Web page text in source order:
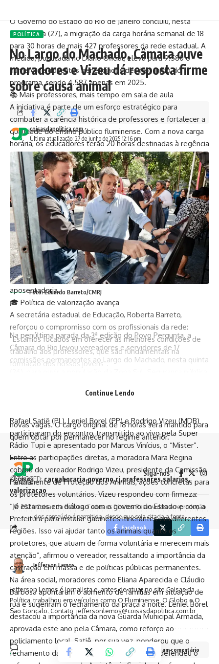
O Governo do Estado do Rio de Janeiro concluiu, nesta
sexta-feira (27), a migração da carga horária semanal de 18
para 30 horas de mais 427 professores da rede estadual. A
medida, publicada no Diário Oficial, eleva para 9.580 o
número de docentes beneficiados desde o início do
programa, sendo 4.587 apenas em 2025.
📚 Mais professores, mais tempo em sala de aula
A iniciativa é parte de um esforço estratégico para
combater a carência histórica de professores e fortalecer a
qualidade do ensino público fluminense. Com a nova carga
horária, os educadores terão 20 horas destinadas à regência
de turmas e outras 10 voltadas ao planejamento e estudo,
conforme prevê a Lei de Diretrizes e Bases da Educação
Nacional (LDB).
💬 “Valorizamos quem transforma o futuro”, diz governador
“Seguiremos investindo em educação. Professores mais
presentes nas escolas significam ensino com mais
qualidade. É nossa missão valorizar a carreira do
magistério”, declarou o governador Cláudio Castro.
A migração é voluntária e garante vantagens como
aumento proporcional na remuneração, estabilidade nos
direitos funcionais e benefícios estendidos até a
aposentadoria.
🎓 Política de valorização avança
A secretária estadual de Educação, Roberta Barreto,
reforçou o compromisso com os profissionais da rede:
“Estamos focados em oferecer as melhores condições de
trabalho aos professores, que são fundamentais na
formação dos nossos jovens”.
Os docentes que aderiram à mudança devem comparecer à
novas vagas. O cargo original de 18 horas será mantido para
quem optar por permanecer no regime anterior.
TAGGED:cargahoraria governo.rj professores salarios
valorizacao
Facebook
Jefferson Lemos
Jefferson Lemos é jornalista e, antes de atuar no site Coisas da
Política, trabalhou em veículos como O Fluminense, O Globo e O
São Gonçalo. Contato: jeffersonlemos@coisasdapolitica.com.br
Deixe um comentário
POLÍTICA
No Largo do Machado, Câmara ouve
moradores e Vizeu dá resposta firme
sobre causa animal
Última atualização: 27 de junho de 2025 12:16 pm
coisasdapolitica.com
Foto: Eduardo Barreto/CMRJ
Na penúltima parada da 3ª edição do Povo Pergunta, a
Câmara do Rio levou vereadores e servidores de 17
comissões permanentes ao Largo do Machado, nesta quinta
animal dominaram os microfones.
Rafael Satiê (PL), Leniel Borel (PP)e Rodrigo Vizeu (MDB)
participaram do encontro, transmitido ao vivo pela Super
Rádio Tupi e apresentado por Marcus Vinícius, o “Mister”.
Entre as participações diretas, a moradora Mara Regina
cobrou do vereador Rodrigo Vizeu, presidente da Comissão
Permanente de Proteção dos Animais, ações concretas para
os protetores voluntários. Vizeu respondeu com firmeza:
“Já estamos em diálogo com o governo do Estado e com a
Prefeitura para instalar gabinetes itinerantes em diferentes
regiões. Isso vai ajudar tanto os animais quanto os
protetores, que atuam de forma voluntária e merecem mais
atenção”, afirmou o vereador, ressaltando a importância da
castração em massa e de políticas públicas permanentes.
Na área social, moradores como Eliana Aparecida e Cláudio
Barbosa apontaram o aumento de famílias em situação de
rua e sugeriram o fechamento da praça à noite. Leniel Borel
destacou a importância da nova Guarda Municipal Armada,
aprovada este ano pela Câmara, como reforço ao
policiamento local. Satiê, por sua vez, ponderou que o
fechamento da praça seria impraticável, mas defendeu o
Continue Lendo
Siga-nos
© 2024 Coisas da Política. Todos os Direitos Reservados. A reprodução
dos conteúdo é permitida, desde que seja citada a fonte.